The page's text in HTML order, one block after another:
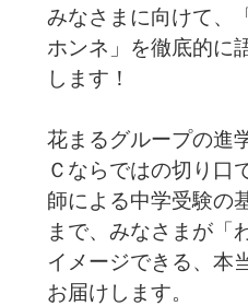
みなさまに向けて、
ホンネ」を徹底的に
します！
花まるグループの進
Ｃならではの切り口
師による中学受験の
まで、みなさまが「
イメージできる、本
お届けします。